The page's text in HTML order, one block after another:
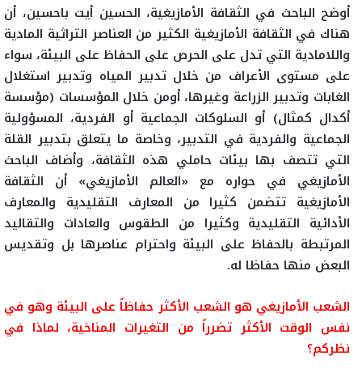
أوضح الباحث في الثقافة الأمازيغية، الحسين أيت باحسين، أن
هناك في الثقافة الأمازيغية الكثير من العناصر التراثية المادية
واللامادية التي تدل على الحرص على الحفاظ على البيئة، سواء
على مستوى الأعراف من خلال تدبير المياه وتدبير استغلال
الغابات وتدبير الزراعة وغيرها، أومن خلال المؤسسات (مؤسسة
أكدال كمثال) أو السلوكات الجماعية أو الفردية، المسؤولية
الجماعية والفردية في التدبير، وخاصة ما يتعلق بتدبير القلة
التي تتصف بها بيئات حاملي هذه الثقافة، وأضاف الباحث
الأمازيغي في حواره مع «العالم الأمازيغي» أن الثقافة
الأمازيغية تتضمن كثيرا من المعارف التقليدية والمعارف
الأدائية التقليدية وكثيرا من الطقوس والعادات والتقاليد
المرتبطة بالحفاظ على البيئة واحترام عناصرها بل وتقديس
البعض منها حفاظا له.
الشعب الأمازيغي هو الشعب الأكثر حفاظاً على البيئة وهو في
نفس الوقت الأكثر تضرراً من التغيرات المناخية، لماذا في
نظركم؟